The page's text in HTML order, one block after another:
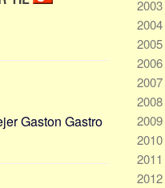
Gaston Gastro
2003
2004
2005
2006
2007
2008
2009
2010
2011
2012